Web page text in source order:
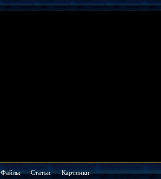
Файлы Cтатьи Картинки